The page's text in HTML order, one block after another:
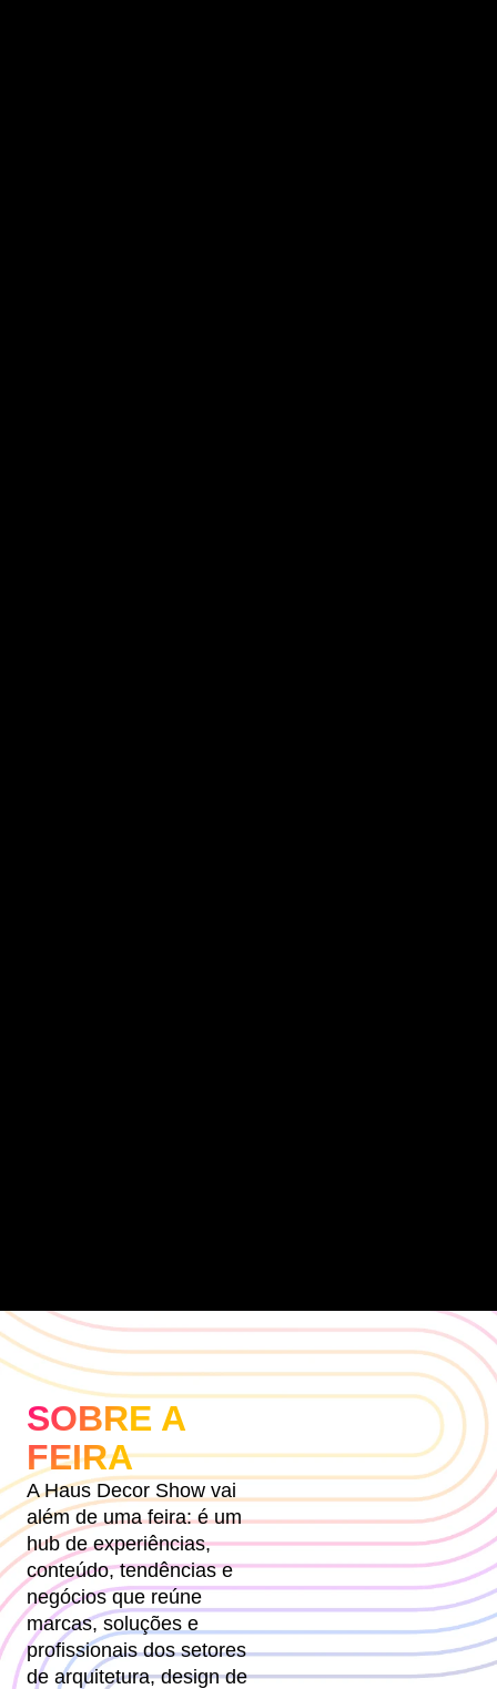
SOBRE A
FEIRA
A Haus Decor Show vai
além de uma feira: é um
hub de experiências,
conteúdo, tendências e
negócios que reúne
marcas, soluções e
profissionais dos setores
de arquitetura, design de